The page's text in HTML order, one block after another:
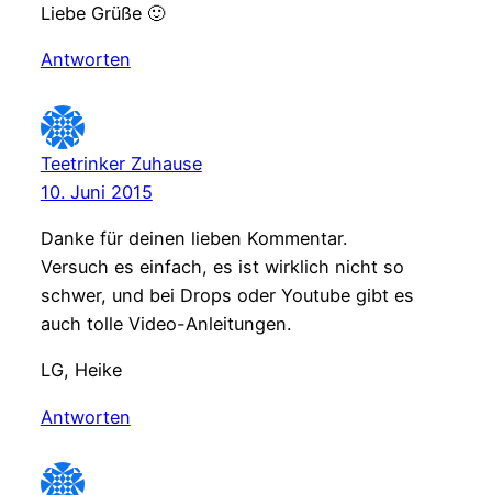
Liebe Grüße 🙂
Antworten
Teetrinker Zuhause
10. Juni 2015
Danke für deinen lieben Kommentar.
Versuch es einfach, es ist wirklich nicht so
schwer, und bei Drops oder Youtube gibt es
auch tolle Video-Anleitungen.
LG, Heike
Antworten